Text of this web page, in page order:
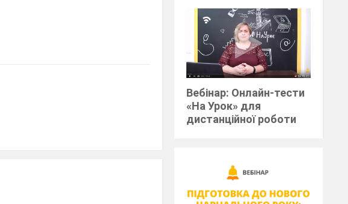
Вебінар: Онлайн-тести
«На Урок» для
дистанційної роботи